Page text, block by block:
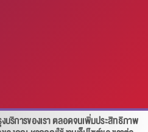
งบริการของเรา ตลอดจนเพิ่มประสิทธิภาพ
สอบถาม คลิก